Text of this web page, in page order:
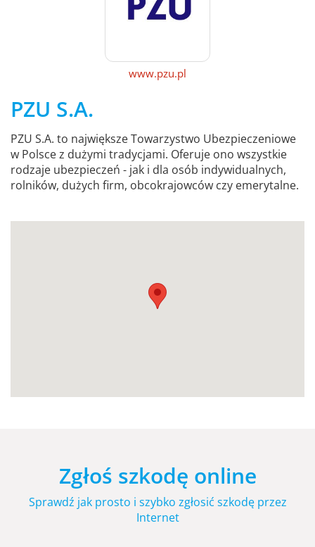
www.pzu.pl
PZU S.A.
PZU S.A. to największe Towarzystwo Ubezpieczeniowe
w Polsce z dużymi tradycjami. Oferuje ono wszystkie
rodzaje ubezpieczeń - jak i dla osób indywidualnych,
rolników, dużych firm, obcokrajowców czy emerytalne.
Zgłoś szkodę online
Sprawdź jak prosto i szybko zgłosić szkodę przez
Internet